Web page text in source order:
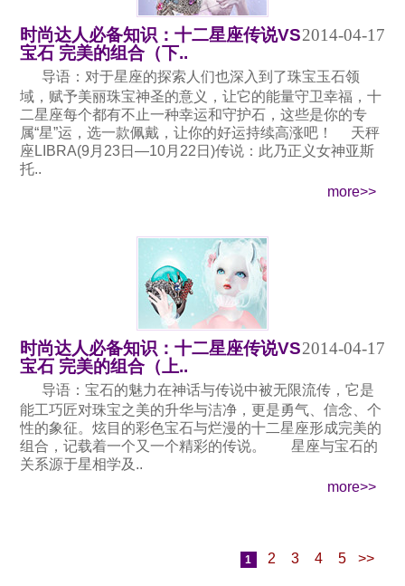
2014-04-17
时尚达人必备知识：十二星座传说VS
宝石 完美的组合（下..
导语：对于星座的探索人们也深入到了珠宝玉石领
域，赋予美丽珠宝神圣的意义，让它的能量守卫幸福，十
二星座每个都有不止一种幸运和守护石，这些是你的专
属“星”运，选一款佩戴，让你的好运持续高涨吧！ 天秤
座LIBRA(9月23日—10月22日)传说：此乃正义女神亚斯
托..
more>>
2014-04-17
时尚达人必备知识：十二星座传说VS
宝石 完美的组合（上..
导语：宝石的魅力在神话与传说中被无限流传，它是
能工巧匠对珠宝之美的升华与洁净，更是勇气、信念、个
性的象征。炫目的彩色宝石与烂漫的十二星座形成完美的
组合，记载着一个又一个精彩的传说。 星座与宝石的
关系源于星相学及..
more>>
1 2 3 4 5 >>